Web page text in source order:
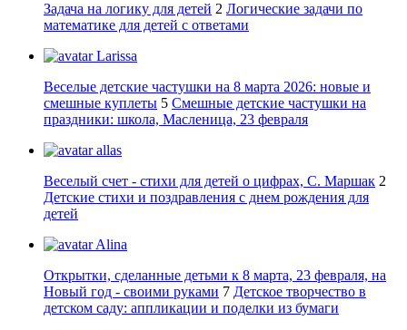
Задача на логику для детей 2 Логические задачи по
математике для детей с ответами
Larissa
Веселые детские частушки на 8 марта 2026: новые и
смешные куплеты 5 Смешные детские частушки на
праздники: школа, Масленица, 23 февраля
allas
Веселый счет - стихи для детей о цифрах, С. Маршак 2
Детские стихи и поздравления с днем рождения для
детей
Alina
Открытки, сделанные детьми к 8 марта, 23 февраля, на
Новый год - своими руками 7 Детское творчество в
детском саду: аппликации и поделки из бумаги